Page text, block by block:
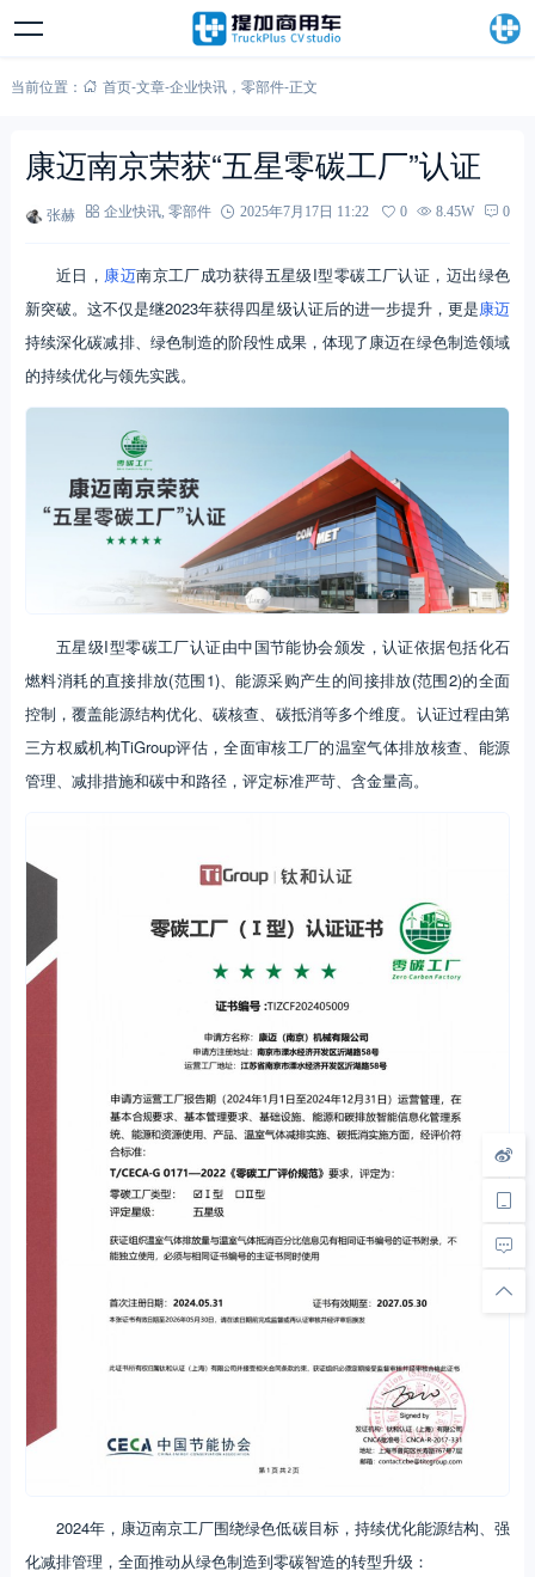
当前位置： 首页-文章-企业快讯， 零部件-正文
康迈南京荣获“五星零碳工厂”认证
张赫 企业快讯, 零部件 2025年7月17日 11:22 0 8.45W 0
近日， 康迈南京工厂成功获得五星级I型零碳工厂认证，迈出绿色
新突破。这不仅是继2023年获得四星级认证后的进一步提升，更是康迈
持续深化碳减排、绿色制造的阶段性成果，体现了康迈在绿色制造领域
的持续优化与领先实践。
五星级I型零碳工厂认证由中国节能协会颁发，认证依据包括化石
燃料消耗的直接排放(范围1)、能源采购产生的间接排放(范围2)的全面
控制，覆盖能源结构优化、碳核查、碳抵消等多个维度。认证过程由第
三方权威机构TiGroup评估，全面审核工厂的温室气体排放核查、能源
管理、减排措施和碳中和路径，评定标准严苛、含金量高。
2024年，康迈南京工厂围绕绿色低碳目标，持续优化能源结构、强
化减排管理，全面推动从绿色制造到零碳智造的转型升级：